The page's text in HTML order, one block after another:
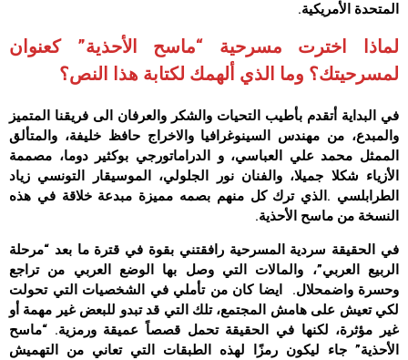
المتحدة الأمريكية.
لماذا اخترت مسرحية “ماسح الأحذية” كعنوان
لمسرحيتك؟ وما الذي ألهمك لكتابة هذا النص؟
في البداية أتقدم بأطيب التحيات والشكر والعرفان الى فريقنا المتميز
والمبدع، من مهندس السينوغرافيا والاخراج حافظ خليفة، والمتألق
الممثل محمد علي العباسي، و الدراماتورجي بوكثير دوما، مصممة
الأزياء شكلا جميلا، والفنان نور الجلولي، الموسيقار التونسي زياد
الطرابلسي .الذي ترك كل منهم بصمه مميزة مبدعة خلاقة في هذه
النسخة من ماسح الأحذية.
في الحقيقة سردية المسرحية رافقتني بقوة في قترة ما بعد “مرحلة
الربيع العربي”، والمالات التي وصل بها الوضع العربي من تراجع
وحسرة واضمحلال. ايضا كان من تأملي في الشخصيات التي تحولت
لكي تعيش على هامش المجتمع، تلك التي قد تبدو للبعض غير مهمة أو
غير مؤثرة، لكنها في الحقيقة تحمل قصصاً عميقة ورمزية. “ماسح
الأحذية” جاء ليكون رمزًا لهذه الطبقات التي تعاني من التهميش